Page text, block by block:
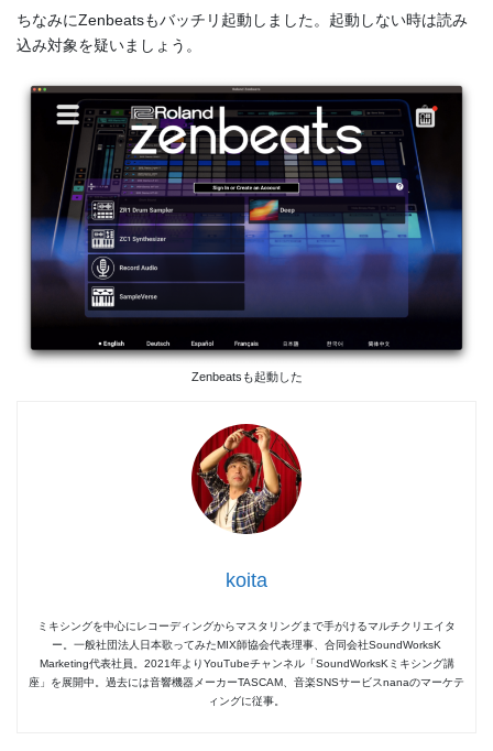
ちなみにZenbeatsもバッチリ起動しました。起動しない時は読み
込み対象を疑いましょう。
Zenbeatsも起動した
koita
ミキシングを中心にレコーディングからマスタリングまで手がけるマルチクリエイタ
ー。一般社団法人日本歌ってみたMIX師協会代表理事、合同会社SoundWorksK
Marketing代表社員。2021年よりYouTubeチャンネル「SoundWorksKミキシング講
座」を展開中。過去には音響機器メーカーTASCAM、音楽SNSサービスnanaのマーケテ
ィングに従事。